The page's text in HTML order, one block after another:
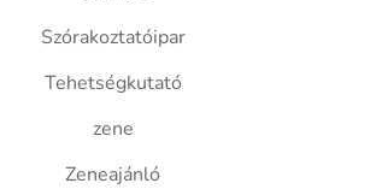
Szórakoztatóipar
Tehetségkutató
zene
Zeneajánló